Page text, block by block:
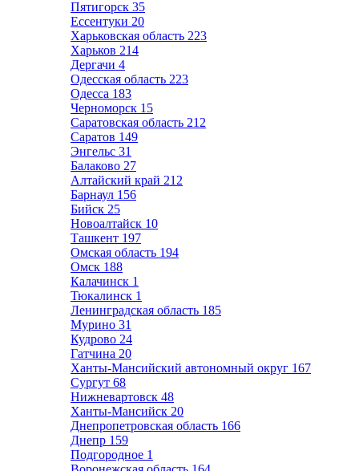
Пятигорск 35
Ессентуки 20
Харьковская область 223
Харьков 214
Дергачи 4
Одесская область 223
Одесса 183
Черноморск 15
Саратовская область 212
Саратов 149
Энгельс 31
Балаково 27
Алтайский край 212
Барнаул 156
Бийск 25
Новоалтайск 10
Ташкент 197
Омская область 194
Омск 188
Калачинск 1
Тюкалинск 1
Ленинградская область 185
Мурино 31
Кудрово 24
Гатчина 20
Ханты-Мансийский автономный округ 167
Сургут 68
Нижневартовск 48
Ханты-Мансийск 20
Днепропетровская область 166
Днепр 159
Подгородное 1